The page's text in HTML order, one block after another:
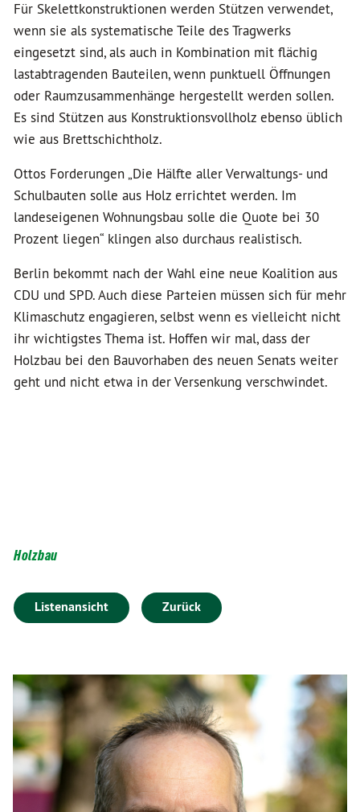
Für Skelettkonstruktionen werden Stützen verwendet,
wenn sie als systematische Teile des Tragwerks
eingesetzt sind, als auch in Kombination mit flächig
lastabtragenden Bauteilen, wenn punktuell Öffnungen
oder Raumzusammenhänge hergestellt werden sollen.
Es sind Stützen aus Konstruktionsvollholz ebenso üblich
wie aus Brettschichtholz.
Ottos Forderungen„Die Hälfte aller Verwaltungs- und
Schulbauten solle aus Holz errichtet werden. Im
landeseigenen Wohnungsbau solle die Quote bei 30
Prozent liegen“ klingen also durchaus realistisch.
Berlin bekommt nach der Wahl eine neue Koalition aus
CDU und SPD. Auch diese Parteien müssen sich für mehr
Klimaschutz engagieren, selbst wenn es vielleicht nicht
ihr wichtigstes Thema ist. Hoffen wir mal, dass der
Holzbau bei den Bauvorhaben des neuen Senats weiter
geht und nicht etwa in der Versenkung verschwindet.
Holzbau
Listenansicht Zurück